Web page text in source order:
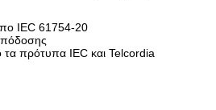
IEC 61754-20
τα πρότυπα IEC και Telcordia